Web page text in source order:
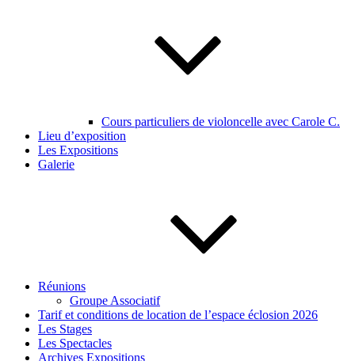
Cours particuliers de violoncelle avec Carole C.
Lieu d’exposition
Les Expositions
Galerie
Réunions
Groupe Associatif
Tarif et conditions de location de l’espace éclosion 2026
Les Stages
Les Spectacles
Archives Expositions